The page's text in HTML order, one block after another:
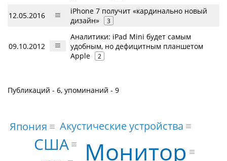
12.05.2016
iPhone 7 получит «кардинально новый
дизайн»
3
09.10.2012
Аналитики: iPad Mini будет самым
удобным, но дефицитным планшетом
Apple
2
Публикаций - 6, упоминаний - 9
Монитор
США
Акустические устройства
Япония